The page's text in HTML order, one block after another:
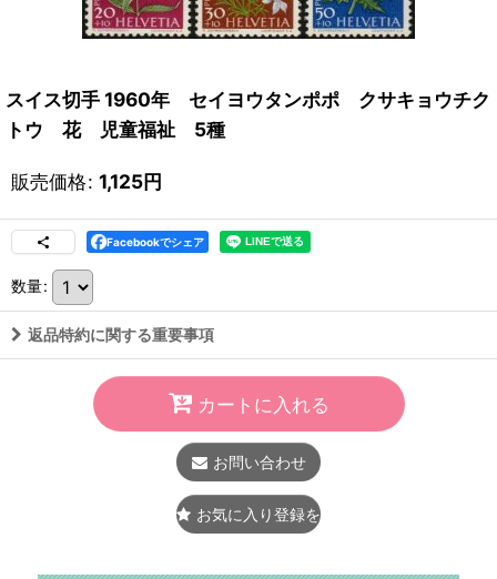
スイス切手 1960年 セイヨウタンポポ クサキョウチク
トウ 花 児童福祉 5種
販売価格: 1,125円
Facebookでシェア
数量:
返品特約に関する重要事項
カートに入れる
お問い合わせ
お気に入り登録をする